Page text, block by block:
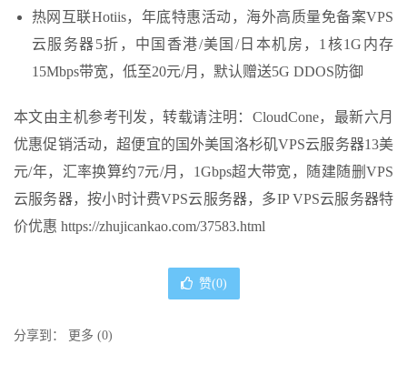
热网互联Hotiis，年底特惠活动，海外高质量免备案VPS
云服务器5折，中国香港/美国/日本机房，1核1G内存
15Mbps带宽，低至20元/月，默认赠送5G DDOS防御
本文由主机参考刊发，转载请注明：CloudCone，最新六月
优惠促销活动，超便宜的国外美国洛杉矶VPS云服务器13美
元/年，汇率换算约7元/月，1Gbps超大带宽，随建随删VPS
云服务器，按小时计费VPS云服务器，多IP VPS云服务器特
价优惠 https://zhujicankao.com/37583.html
赞(0)
分享到： 更多 (0)